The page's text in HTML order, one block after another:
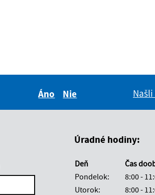
Áno
Nie
Úradné hodiny:
Deň Čas
Pondelok:
8:00 -
Utorok:
8:00 -